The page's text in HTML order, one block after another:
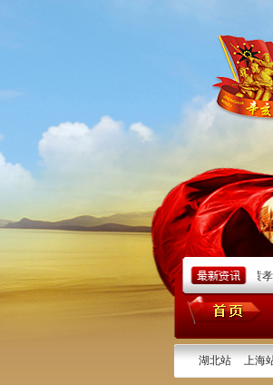
10/10] 湖南革命军独立混成第二协第一标在黄孝战
湖北站 上海